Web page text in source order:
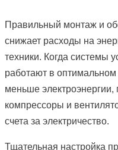
Правильный монтаж и
снижает расходы на
техники. Когда системы
работают в
меньше электроэнергии,
компрессоры и
счета за электричество.
Тщательная настройка